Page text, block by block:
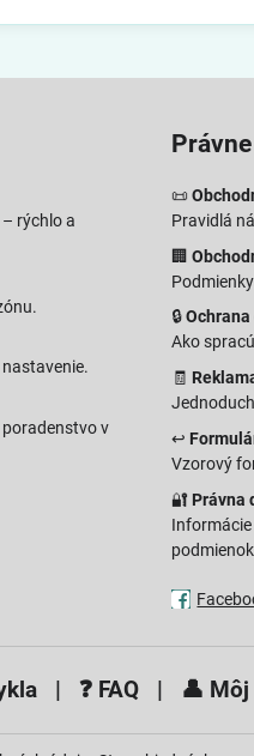
rýchlo a
v
📜
Pravidlá
🏢
🔒
Ako
🧾
↩️
Vzorový
🔐 Právna
| ❓ FAQ | 👤 Môj